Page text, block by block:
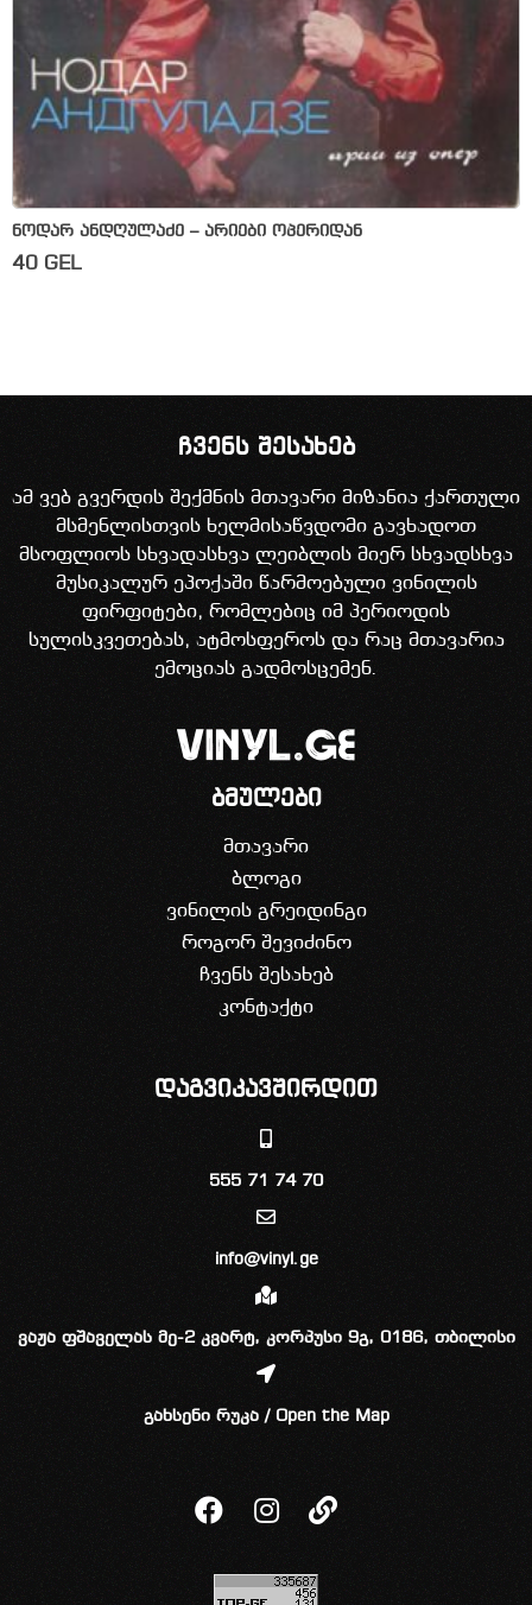
ნოდარ ანდღულაძე – არიები ოპერიდან
40 GEL
ჩვენს შესახებ
ამ ვებ გვერდის შექმნის მთავარი მიზანია ქართული
მსმენლისთვის ხელმისაწვდომი გავხადოთ
მსოფლიოს სხვადასხვა ლეიბლის მიერ სხვადსხვა
მუსიკალურ ეპოქაში წარმოებული ვინილის
ფირფიტები, რომლებიც იმ პერიოდის
სულისკვეთებას, ატმოსფეროს და რაც მთავარია
ემოციას გადმოსცემენ.
ბმულები
მთავარი
ბლოგი
ვინილის გრეიდინგი
როგორ შევიძინო
ჩვენს შესახებ
კონტაქტი
დაგვიკავშირდით
555 71 74 70
info@vinyl.ge
ვაჟა ფშაველას მე-2 კვარტ, კორპუსი 9გ, 0186, თბილისი
გახსენი რუკა / Open the Map